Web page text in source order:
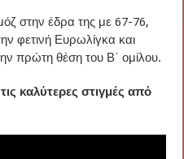
στην έδρα της με 67-76,
φετινή Ευρωλίγκα και
πρώτη θέση του Β΄ ομίλου.
καλύτερες στιγμές από